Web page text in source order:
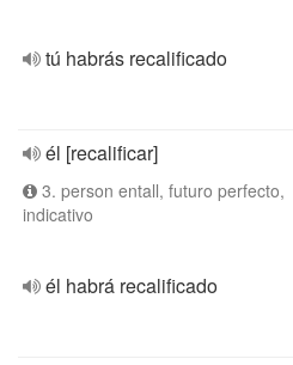
tú habrás recalificado
él [recalificar]
3. person entall, futuro perfecto,
indicativo
él habrá recalificado